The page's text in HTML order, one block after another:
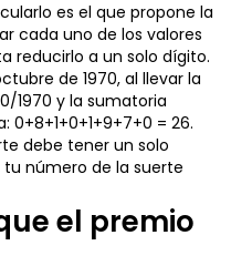
es el que propone la
cada uno de los valores
reducirlo a un solo dígito.
de 1970, al llevar la
1970 y la sumatoria
= 26.
debe tener un solo
tu número de la suerte
el premio